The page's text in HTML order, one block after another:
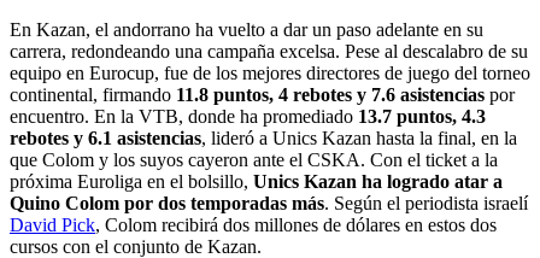
En Kazan, el andorrano ha vuelto a dar un paso adelante en su
carrera, redondeando una campaña excelsa. Pese al descalabro de su
equipo en Eurocup, fue de los mejores directores de juego del torneo
continental, firmando 11.8 puntos, 4 rebotes y 7.6 asistencias por
encuentro. En la VTB, donde ha promediado 13.7 puntos, 4.3
rebotes y 6.1 asistencias, lideró a Unics Kazan hasta la final, en la
que Colom y los suyos cayeron ante el CSKA. Con el ticket a la
próxima Euroliga en el bolsillo, Unics Kazan ha logrado atar a
Quino Colom por dos temporadas más. Según el periodista israelí
David Pick, Colom recibirá dos millones de dólares en estos dos
cursos con el conjunto de Kazan.